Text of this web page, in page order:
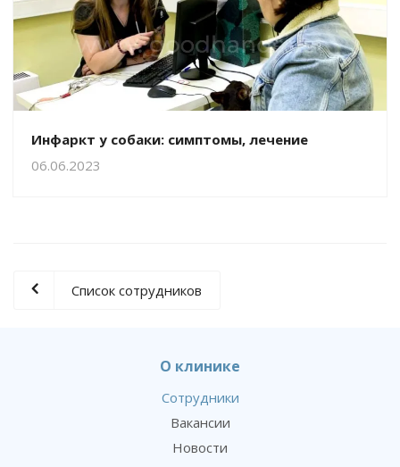
Инфаркт у собаки: симптомы, лечение
06.06.2023
Список сотрудников
О клинике
Сотрудники
Вакансии
Новости